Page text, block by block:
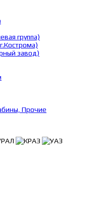
группа)
завод)
Прочие